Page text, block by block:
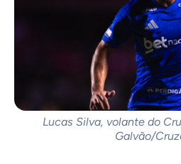
Lucas Silva, volante do
Galvão/